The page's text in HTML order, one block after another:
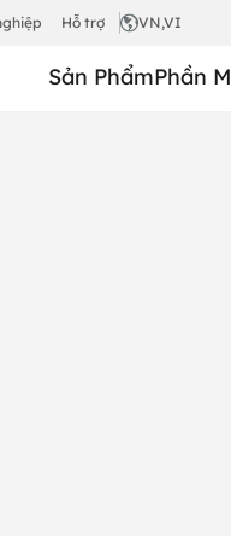
Hỗ trợ VN,VI
Sản PhẩmPhần